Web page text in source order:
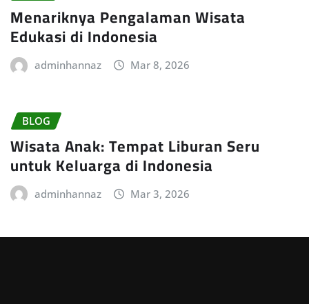
Menariknya Pengalaman Wisata
Edukasi di Indonesia
adminhannaz Mar 8, 2026
BLOG
Wisata Anak: Tempat Liburan Seru
untuk Keluarga di Indonesia
adminhannaz Mar 3, 2026